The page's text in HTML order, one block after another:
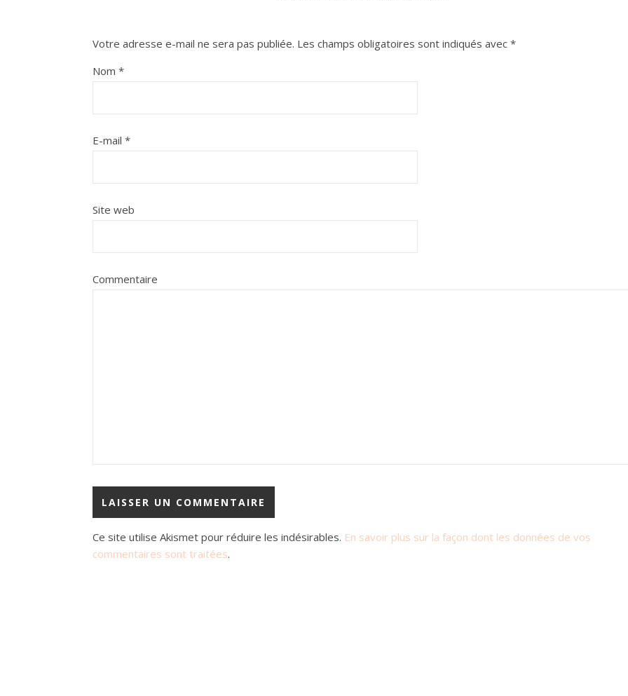
Votre adresse e-mail ne sera pas publiée. Les champs obligatoires sont indiqués avec *
Nom *
E-mail *
Site web
Commentaire
Ce site utilise Akismet pour réduire les indésirables. En savoir plus sur la façon dont les données de vos
commentaires sont traitées.